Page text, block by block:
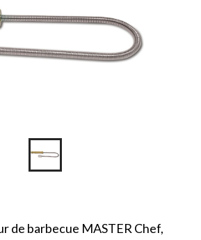
de barbecue MASTER Chef,